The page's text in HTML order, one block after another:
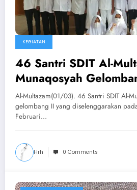
KEGIATAN
46 Santri SDIT Al-
Munaqosyah
Al-Multazam(01/03). 46 Santri SDIT Al-
gelombang II yang diselenggarakan
Februari…
Hrh 0 Comments